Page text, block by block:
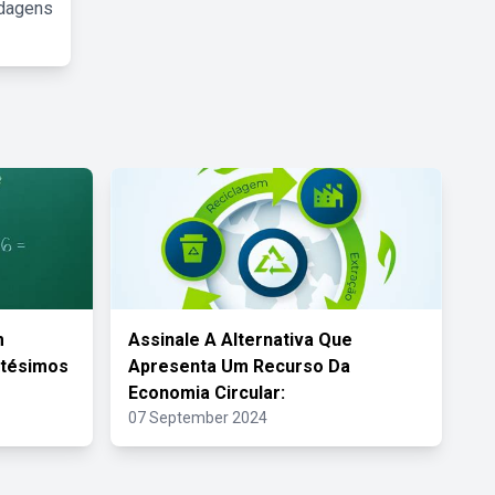
Assinale A Alternativa Que
Apresenta Um Recurso Da
Economia Circular:
07 September 2024